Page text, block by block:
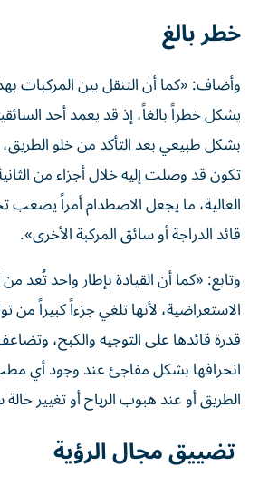
خطر بالغ
وأضاف: «كما أن التنقل بين المركبات
يشكل خطراً بالغاً، إذ قد يعمد أحد
بشكل طبيعي بعد التأكد من خلو الطريق،
تكون قد وصلت إليه خلال أجزاء من
العالية، ما يجعل الاصطدام أمراً يصعب
قائد الدراجة أو سائق المركبة الأخرى».
وتابع: «كما أن القيادة بإطار واحد تُعد
الاستعراضية، لأنها تلغي جزءاً كبيراً من
قدرة قائدها على التوجيه والكبح،
انحرافها بشكل مفاجئ عند وجود أي
الطريق أو عند هبوب الرياح أو تغيير
تضييق مجال الرؤية